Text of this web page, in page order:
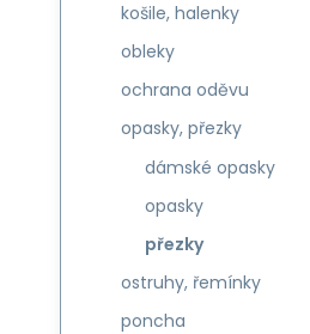
košile, halenky
obleky
ochrana oděvu
opasky, přezky
dámské opasky
opasky
přezky
ostruhy, řemínky
poncha